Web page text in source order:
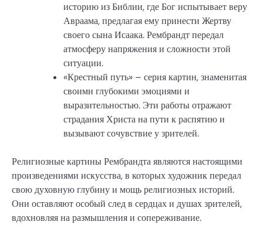
историю из Библии, где Бог испытывает веру
Авраама, предлагая ему принести Жертву
своего сына Исаака. Рембрандт передал
атмосферу напряжения и сложности этой
ситуации.
«Крестный путь» – серия картин, знаменитая
своими глубокими эмоциями и
выразительностью. Эти работы отражают
страдания Христа на пути к распятию и
вызывают сочувствие у зрителей.
Религиозные картины Рембрандта являются настоящими
произведениями искусства, в которых художник передал
свою духовную глубину и мощь религиозных историй.
Они оставляют особый след в сердцах и душах зрителей,
вдохновляя на размышления и сопереживание.